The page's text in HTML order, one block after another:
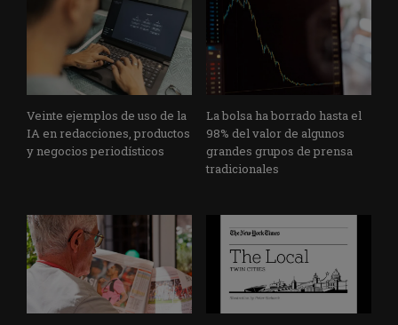
Veinte ejemplos de uso de la
IA en redacciones, productos
y negocios periodísticos
La bolsa ha borrado hasta el
98% del valor de algunos
grandes grupos de prensa
tradicionales